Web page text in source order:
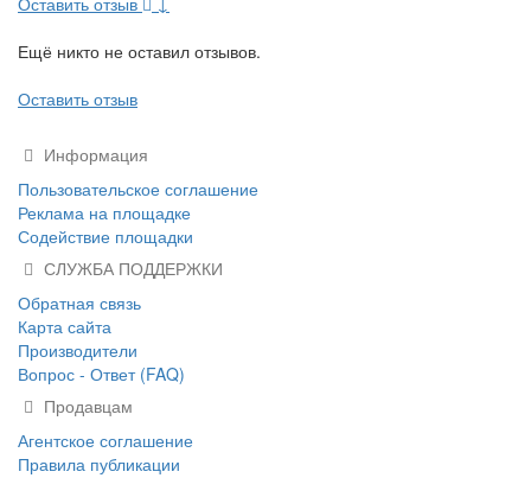
Ещё никто не оставил отзывов.
Оставить отзыв
Информация
Пользовательское соглашение
Реклама на площадке
Содействие площадки
СЛУЖБА ПОДДЕРЖКИ
Обратная связь
Карта сайта
Производители
Вопрос - Ответ (FAQ)
Продавцам
Агентское соглашение
Правила публикации